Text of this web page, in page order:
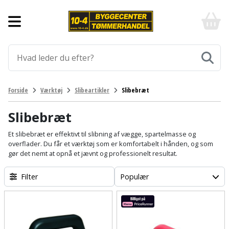
Aluprofiler
Armering
Befæstigelse
Bordplade
Byggeplader
Gulve
Fliser
og
klinker
Gulvtilbehør
Gulvunderlag
Gulvvarme
Værktøj
Afmærkning
Arbejdsbuk
Arbejdsvogn
Bærehåndtag
Elværktøj
Afkortersav
Afstandsmåler
Arbejdsbord
Havemaskiner
Brændekløver
Buskrydder
Hus,
have
og
Affaldssortering
Maling
-
billigt
og
Klik
Forside Værktøj Slibeartikler Slibebræt
Slibebræt
Et slibebræt er effektivt til slibning af vægge, spartelmasse og
overflader. Du får et værktøj som er komfortabelt i hånden, og som
gør det nemt at opnå et jævnt og professionelt resultat.
Filter Populær